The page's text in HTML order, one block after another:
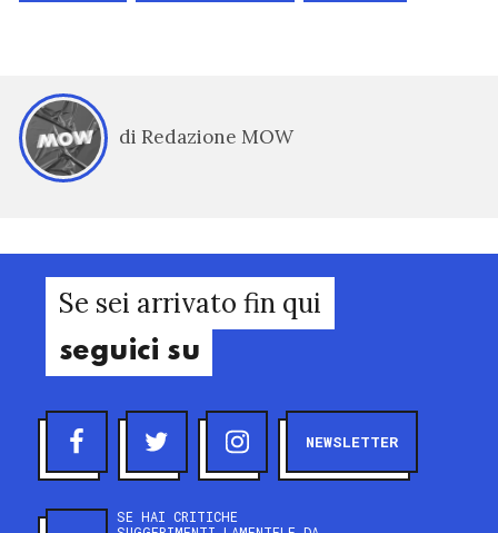
di Redazione MOW
Se sei arrivato fin qui
seguici su
NEWSLETTER
SE HAI CRITICHE